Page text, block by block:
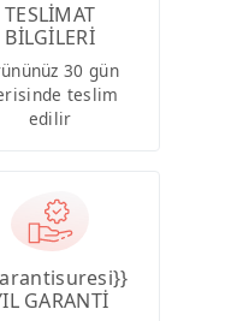
TESLİMAT
BİLGİLERİ
30 gün
teslim
edilir
GARANTİ